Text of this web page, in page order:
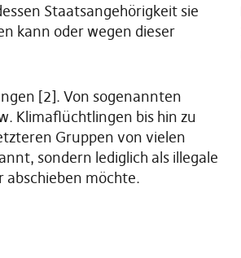
Staatsangehörigkeit sie
kann oder wegen dieser
[2]. Von sogenannten
Klimaflüchtlingen bis hin zu
Gruppen von vielen
sondern lediglich als illegale
abschieben möchte.